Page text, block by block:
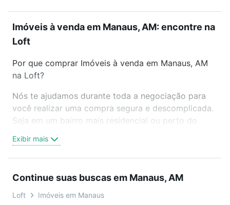
Imóveis à venda em Manaus, AM: encontre na
Loft
Por que comprar Imóveis à venda em Manaus, AM
na Loft?
Nós te ajudamos durante toda a negociação para
você realizar uma compra segura e descomplicada.
Seja em um bairro mais residencial ou perto do
oferta ideal de Imóveis à venda em Manaus, AM
para conquistar seu sonho. Agende uma visita
compromisso e você ainda conta com mais de 46
mil corretores e imobiliárias te ajudando na compra,
Exibir mais
Continue suas buscas em Manaus, AM
Loft Imóveis em Manaus